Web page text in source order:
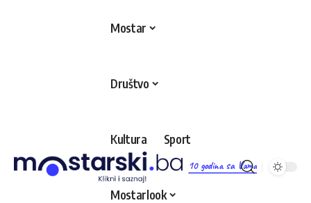
10 godina sa Vama
Mostar
Društvo
Kultura Sport
Mostarlook